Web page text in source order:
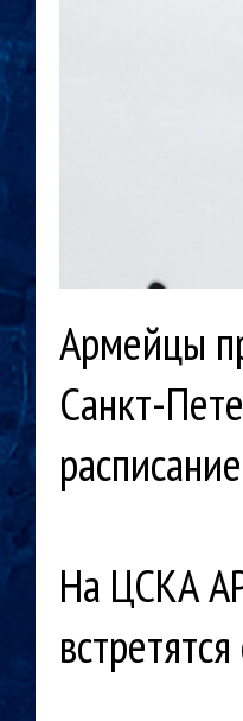
Армейцы
Санкт-
На ЦСКА